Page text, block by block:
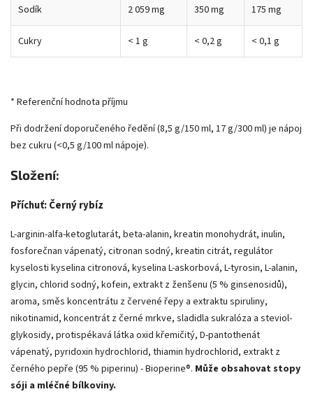
Sodík 2 059 mg 350 mg 175 mg
Cukry < 1 g < 0,2 g < 0,1 g
* Referenční hodnota příjmu
Při dodržení doporučeného ředění (8,5 g/150 ml, 17 g/300 ml) je nápoj
bez cukru (<0,5 g/100 ml nápoje).
Složení:
Příchuť: Černý rybíz
L-arginin-alfa-ketoglutarát, beta-alanin, kreatin monohydrát, inulin,
fosforečnan vápenatý, citronan sodný, kreatin citrát, regulátor
kyselosti kyselina citronová, kyselina L-askorbová, L-tyrosin, L-alanin,
glycin, chlorid sodný, kofein, extrakt z ženšenu (5 % ginsenosidů),
aroma, směs koncentrátu z červené řepy a extraktu spiruliny,
nikotinamid, koncentrát z černé mrkve, sladidla sukralóza a steviol-
glykosidy, protispékavá látka oxid křemičitý, D-pantothenát
vápenatý, pyridoxin hydrochlorid, thiamin hydrochlorid, extrakt z
černého pepře (95 % piperinu) - Bioperine®. Může obsahovat stopy
sóji a mléčné bílkoviny.